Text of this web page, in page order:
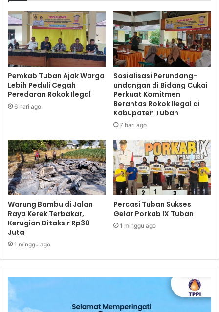
Pemkab Tuban Ajak Warga
Lebih Peduli Cegah
Peredaran Rokok Ilegal
6 hari ago
Sosialisasi Perundang-
undangan di Bidang Cukai
Perkuat Komitmen
Berantas Rokok Ilegal di
Kabupaten Tuban
7 hari ago
Warung Bambu di Jalan
Raya Kerek Terbakar,
Kerugian Ditaksir Rp30
Juta
1 minggu ago
Percasi Tuban Sukses
Gelar Porkab IX Tuban
1 minggu ago